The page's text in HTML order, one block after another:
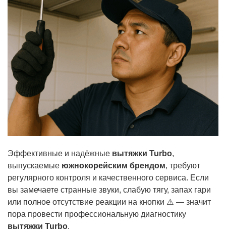
Эффективные и надёжные вытяжки Turbo,
выпускаемые южнокорейским брендом, требуют
регулярного контроля и качественного сервиса. Если
вы замечаете странные звуки, слабую тягу, запах гари
или полное отсутствие реакции на кнопки ⚠️ — значит
пора провести профессиональную диагностику
вытяжки Turbo.